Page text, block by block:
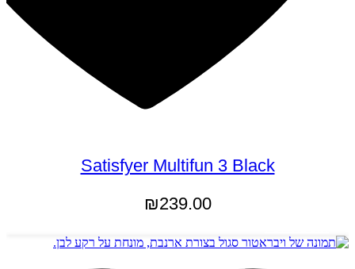
Satisfyer Multifun 3 Black
₪239.00